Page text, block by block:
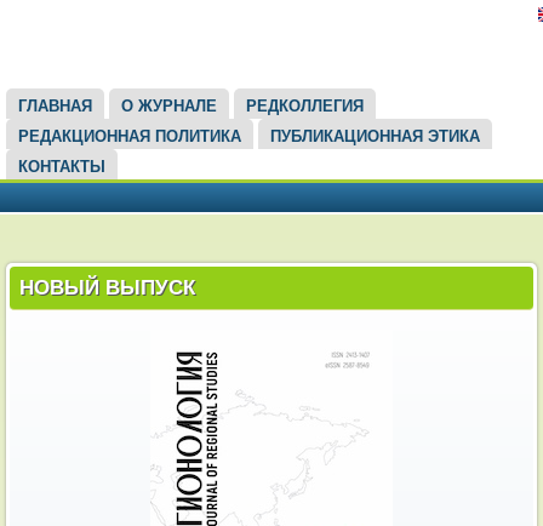
ГЛАВНОЕ МЕНЮ
ГЛАВНАЯ О ЖУРНАЛЕ
РЕДКОЛЛЕГИЯ
РЕДАКЦИОННАЯ ПОЛИТИКА
ПУБЛИКАЦИОННАЯ ЭТИКА
КОНТАКТЫ
НОВЫЙ ВЫПУСК